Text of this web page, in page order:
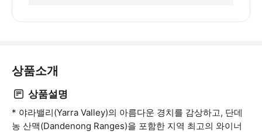
상품소개
상품설명
* 야라밸리(Yarra Valley)의 아름다운 경치를 감상하고, 단데
농 산맥(Dandenong Ranges)을 포함한 지역 최고의 와이너